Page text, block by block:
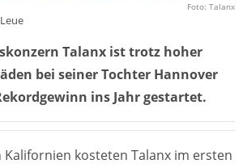
Foto: Talanx
Talanx ist trotz hoher
bei seiner Tochter Hannover
ins Jahr gestartet.
Kalifornien kosteten Talanx im ersten